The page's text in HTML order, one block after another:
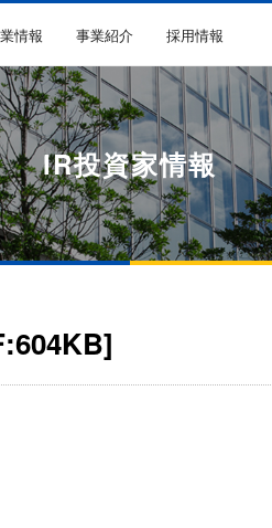
情報 事業紹介 採用情報
IR投資家情報